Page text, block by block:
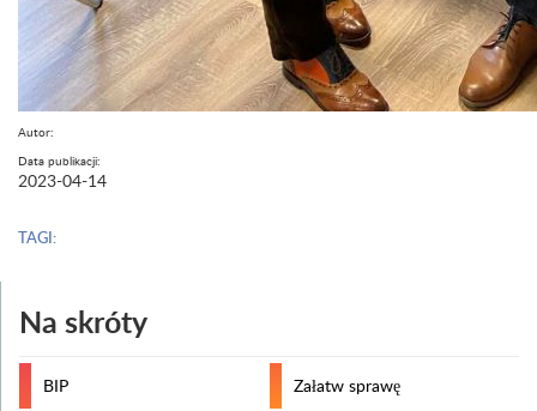
Autor:
Data publikacji:
2023-04-14
TAGI:
Na skróty
BIP Załatw sprawę